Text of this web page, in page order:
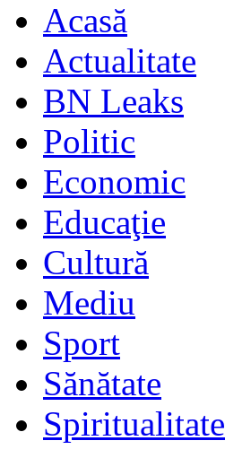
Acasă
Actualitate
BN Leaks
Politic
Economic
Educaţie
Cultură
Mediu
Sport
Sănătate
Spiritualitate